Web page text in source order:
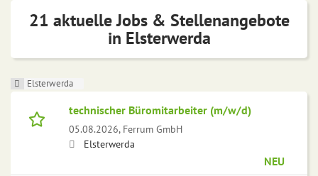
21 aktuelle Jobs & Stellenangebote
in Elsterwerda
Elsterwerda
technischer Büromitarbeiter (m/w/d)
05.08.2026, Ferrum GmbH
Elsterwerda
NEU